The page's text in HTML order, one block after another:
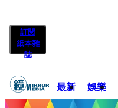
訂閱
紙本雜
誌
最新 娛樂